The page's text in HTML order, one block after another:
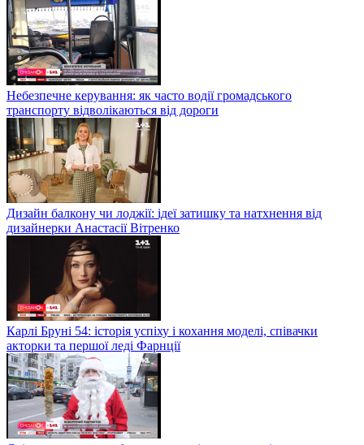
Небезпечне керування: як часто водії громадського
транспорту відволікаються від дороги
Дизайн балкону чи лоджії: ідеї затишку та натхнення від
дизайнерки Анастасії Вітренко
Карлі Бруні 54: історія успіху і кохання моделі, співачки
акторки та першої леді Фарнції